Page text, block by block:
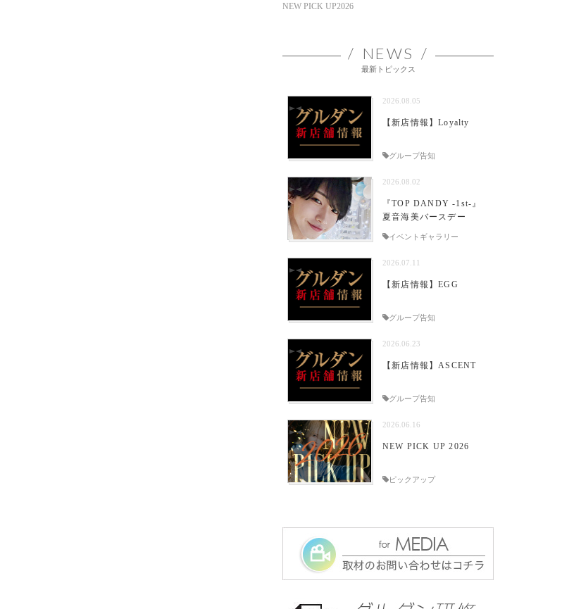
NEW PICK UP2026
NEWS
最新トピックス
2026.08.05
【新店情報】Loyalty
グループ告知
2026.08.02
『TOP DANDY -1st-』
夏音海美バースデー
イベントギャラリー
2026.07.11
【新店情報】EGG
グループ告知
2026.06.23
【新店情報】ASCENT
グループ告知
2026.06.16
NEW PICK UP 2026
ピックアップ